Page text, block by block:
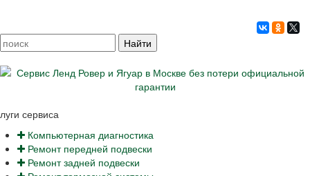
сервиса
Компьютерная диагностика
Ремонт передней подвески
Ремонт задней подвески